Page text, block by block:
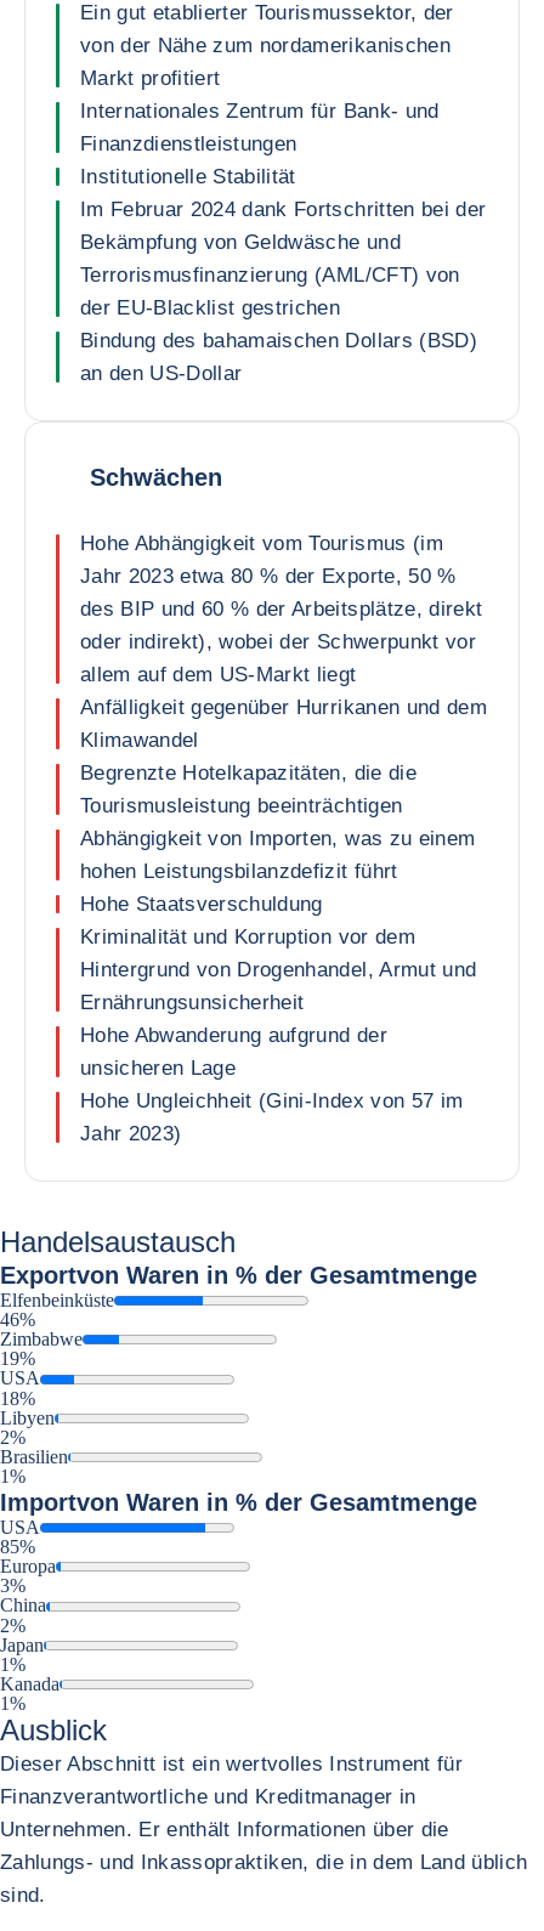
Ein gut etablierter Tourismussektor, der
von der Nähe zum nordamerikanischen
Markt profitiert
Internationales Zentrum für Bank- und
Finanzdienstleistungen
Institutionelle Stabilität
Im Februar 2024 dank Fortschritten bei der
Bekämpfung von Geldwäsche und
Terrorismusfinanzierung (AML/CFT) von
der EU-Blacklist gestrichen
Bindung des bahamaischen Dollars (BSD)
an den US-Dollar
Schwächen
Hohe Abhängigkeit vom Tourismus (im
Jahr 2023 etwa 80 % der Exporte, 50 %
des BIP und 60 % der Arbeitsplätze, direkt
oder indirekt), wobei der Schwerpunkt vor
allem auf dem US-Markt liegt
Anfälligkeit gegenüber Hurrikanen und dem
Klimawandel
Begrenzte Hotelkapazitäten, die die
Tourismusleistung beeinträchtigen
Abhängigkeit von Importen, was zu einem
hohen Leistungsbilanzdefizit führt
Hohe Staatsverschuldung
Kriminalität und Korruption vor dem
Hintergrund von Drogenhandel, Armut und
Ernährungsunsicherheit
Hohe Abwanderung aufgrund der
unsicheren Lage
Hohe Ungleichheit (Gini-Index von 57 im
Jahr 2023)
Handelsaustausch
Exportvon Waren in % der Gesamtmenge
Elfenbeinküste
46%
Zimbabwe
19%
USA
18%
Libyen
2%
Brasilien
1%
Importvon Waren in % der Gesamtmenge
USA
85%
Europa
3%
China
2%
Japan
1%
Kanada
1%
Ausblick
Dieser Abschnitt ist ein wertvolles Instrument für
Finanzverantwortliche und Kreditmanager in
Unternehmen. Er enthält Informationen über die
Zahlungs- und Inkassopraktiken, die in dem Land üblich
sind.